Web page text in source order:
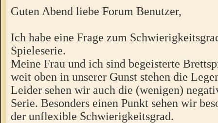
Guten Abend liebe Forum Benutzer,
Ich habe eine Frage zum
Spieleserie.
Meine Frau und ich sind begeisterte
weit oben in unserer Gunst stehen die
Leider sehen wir auch die (wenigen)
Serie. Besonders einen Punkt sehen wir
der unflexible Schwierigkeitsgrad.